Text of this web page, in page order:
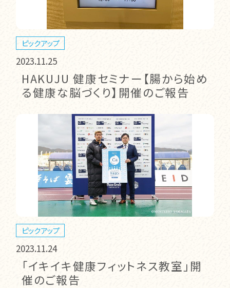
ピックアップ
2023.11.25
HAKUJU 健康セミナー【腸から始め
る健康な脳づくり】開催のご報告
ピックアップ
2023.11.24
「イキイキ健康フィットネス教室」開
催のご報告